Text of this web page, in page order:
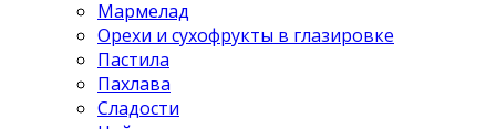
Мармелад
Орехи и сухофрукты в глазировке
Пастила
Пахлава
Сладости